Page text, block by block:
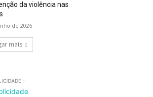
da violência nas
de 2026
mais
-